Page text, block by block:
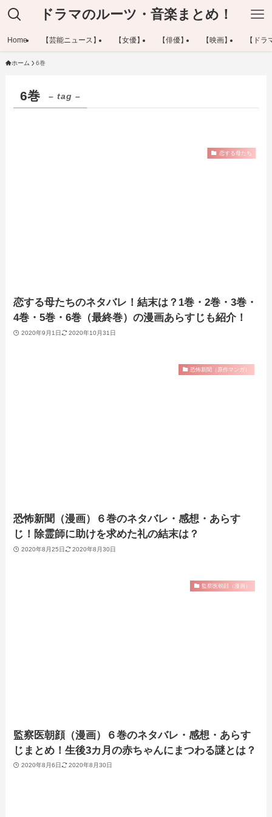
ドラマのルーツ・音楽まとめ！
Home 【芸能ニュース】 【女優】 【俳優】 【映画】 【ドラ
ホーム 6巻
6巻 – tag –
恋する母たち
恋する母たちのネタバレ！結末は？1巻・2巻・3巻・
4巻・5巻・6巻（最終巻）の漫画あらすじも紹介！
2020年9月1日 2020年10月31日
恐怖新聞（原作マンガ）
恐怖新聞（漫画）６巻のネタバレ・感想・あらす
じ！除霊師に助けを求めた礼の結末は？
2020年8月25日 2020年8月30日
監察医朝顔（漫画）
監察医朝顔（漫画）６巻のネタバレ・感想・あらす
じまとめ！生後3カ月の赤ちゃんにまつわる謎とは？
2020年8月6日 2020年8月30日